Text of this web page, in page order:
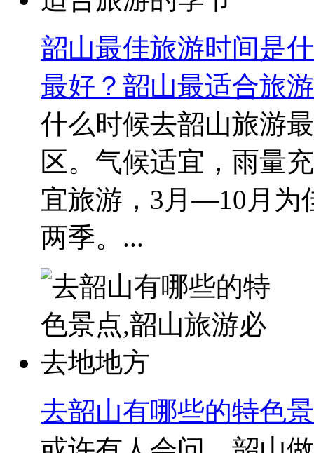
韶山最佳旅游时间是
最好？韶山最适合旅
什么时候去韶山旅游
区。气候适宜，雨量
宜旅游，3月—10月为
两季。...
去韶山有哪些的特色